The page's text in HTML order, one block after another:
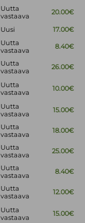
Uutta
vastaava
20.00€
Uusi 17.00€
Uutta
vastaava
8.40€
Uutta
vastaava
26.00€
Uutta
vastaava
10.00€
Uutta
vastaava
15.00€
Uutta
vastaava
18.00€
Uutta
vastaava
25.00€
Uutta
vastaava
8.40€
Uutta
vastaava
12.00€
Uutta
vastaava
15.00€